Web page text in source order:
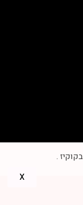
צרו קשר
.
X